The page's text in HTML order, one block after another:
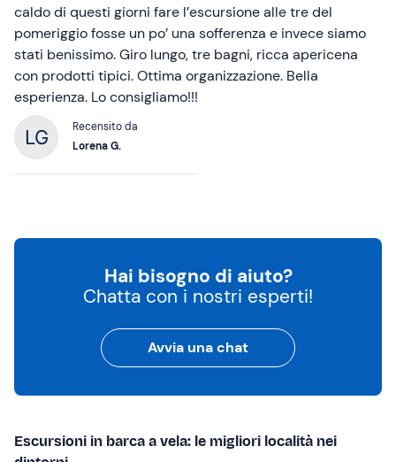
caldo di questi giorni fare l’escursione alle tre del
pomeriggio fosse un po’ una sofferenza e invece siamo
stati benissimo. Giro lungo, tre bagni, ricca apericena
con prodotti tipici. Ottima organizzazione. Bella
esperienza. Lo consigliamo!!!
Recensito da
Lorena G.
Hai bisogno di aiuto?
Chatta con i nostri esperti!
Avvia una chat
Escursioni in barca a vela: le migliori località nei